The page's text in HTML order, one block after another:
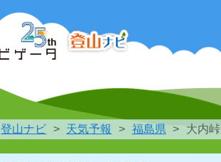
登山ナビ 天気予報 福島県 大内峠